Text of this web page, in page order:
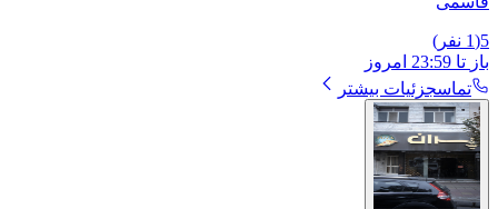
5
(
1 نفر)
باز تا 23:59 امروز
تماسجزئیات بیشتر